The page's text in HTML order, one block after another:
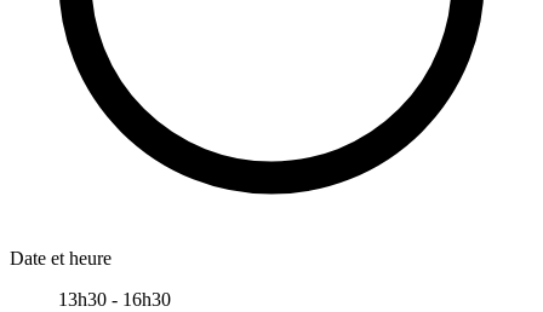
Date et heure
13h30 - 16h30